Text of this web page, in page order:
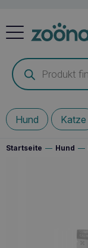
Products
search
Hund Katze
Startseite — Hund —